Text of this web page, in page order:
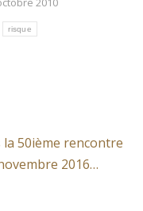
risque
la 50ième rencontre
2016…